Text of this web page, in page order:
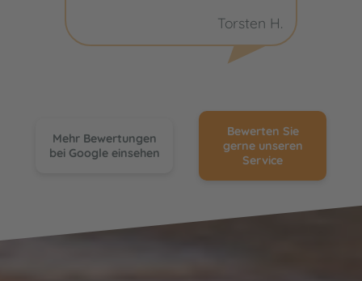
Torsten H.
Mehr Bewertungen
bei Google einsehen
Bewerten Sie
gerne unseren
Service